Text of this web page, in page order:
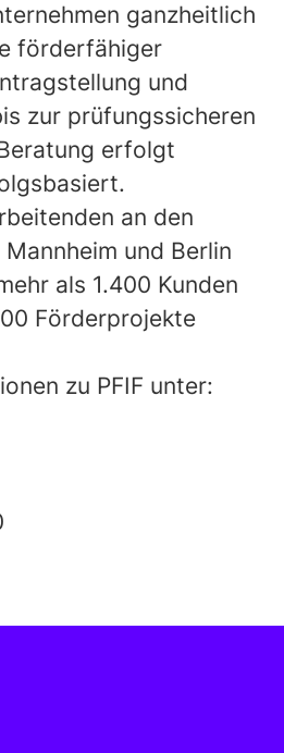
ganzheitlich
förderfähiger
und
zur prüfungssicheren
erfolgt
an den
und Berlin
als 1.400 Kunden
Förderprojekte
zu PFIF unter: